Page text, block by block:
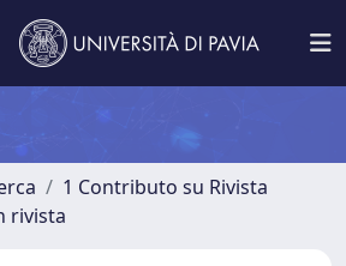
1 Contributo su Rivista
rivista